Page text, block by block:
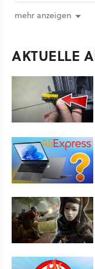
mehr anzeigen
AKTUELLE